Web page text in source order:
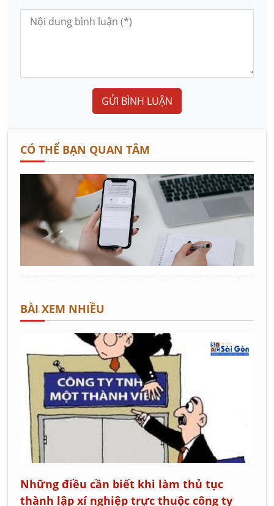
GỬI BÌNH LUẬN
CÓ THỂ BẠN QUAN TÂM
BÀI XEM NHIỀU
Những điều cần biết khi làm thủ tục
thành lập xí nghiệp trực thuộc công ty